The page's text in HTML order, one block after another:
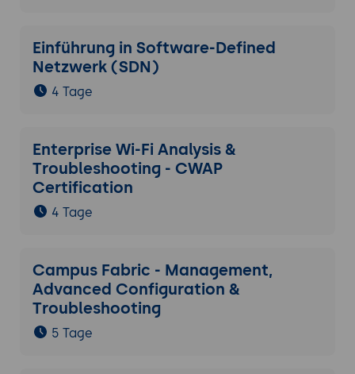
Einführung in Software-Defined
Netzwerk (SDN)
4 Tage
Enterprise Wi-Fi Analysis &
Troubleshooting - CWAP
Certification
4 Tage
Campus Fabric - Management,
Advanced Configuration &
Troubleshooting
5 Tage